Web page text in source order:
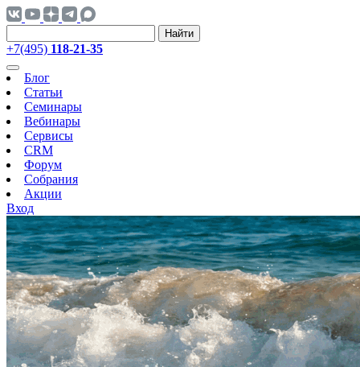
Найти
+7(495) 118-21-35
Блог
Статьи
Семинары
Вебинары
Сервисы
CRM
Форум
Собрания
Акции
Вход